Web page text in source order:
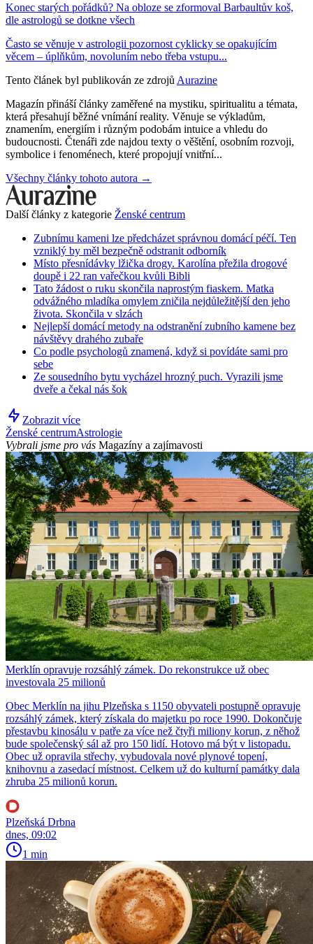
Konec starých pořádků? Na obloze se zformoval Barbaultův koš,
dle astrologů se dotkne všech
Často se věnuje v astrologii pozornost cyklicky se opakujícím
věcem – úplňkům, novoluním nebo třeba vstupu...
Tento článek byl publikován ze zdrojů Aurazine
Magazín přináší články zaměřené na mystiku, spiritualitu a témata,
která přesahují běžné vnímání reality. Věnuje se výkladům,
znamením, energiím i různým podobám intuice a vhledu do
budoucnosti. Čtenáři zde najdou texty o věštění, osobním rozvoji,
symbolice i fenoménech, které propojují vnitřní...
Všechny články tohoto autora →
Další články z kategorie Ženské centrum
Zubnímu kameni lze předcházet správnou domácí péčí. Ten
vzniklý by měl bezpečně odstranit odborník
Místo přesnídávky lžička drogy. Karolína přežila drogové
doupě i 22 ran vařečkou kvůli Bibli
Tato žádost o ruku skončila naprostým fiaskem. Matka
odvážného mladíka omylem zničila nejdůležitější den jeho
života. Skončila v slzách
Nejlepší domácí metody na odstranění zubního kamene bez
návštěvy drahého zubaře
Co podle psychologů znamená, když si povídáte sami pro
sebe
Ze sousedního bytu vycházel hrozný puch. Vyrazili jsme
dveře a čekal nás šok
Zobrazit více
Ženské centrumAstrologie
Vybrali jsme pro vás Magazíny a zajímavosti
Merklín opravuje rozsáhlý zámek. Do rekonstrukce už obec
investovala 25 milionů
Obec Merklín na jihu Plzeňska s 1150 obyvateli postupně opravuje
rozsáhlý zámek, který získala do majetku po roce 1990. Dokončuje
přestavbu kinosálu v patře za více než čtyři miliony korun, z něhož
bude společenský sál až pro 150 lidí. Hotovo má být v listopadu.
Obec už opravila střechy, vybudovala nové plynové topení,
knihovnu a zasedací místnost. Celkem už do kulturní památky dala
zhruba 25 milionů korun.
Plzeňská Drbna
dnes, 09:02
1 min